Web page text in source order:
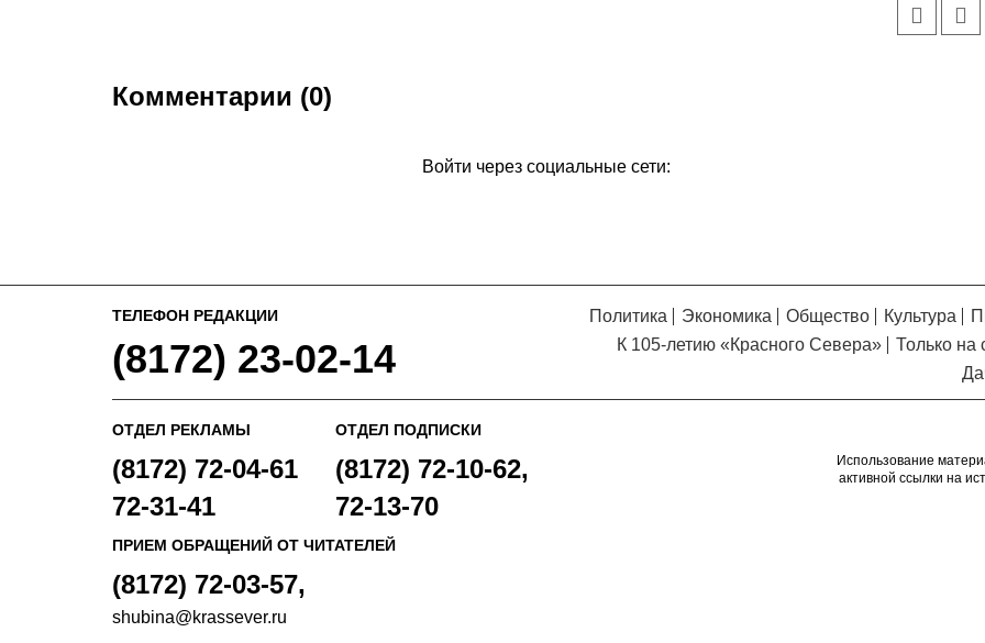
Комментарии (0)
Войти через социальные сети:
ТЕЛЕФОН РЕДАКЦИИ
(8172) 23-02-14
Политика Экономика Общество Культура
К 105-летию «Красного Севера»
Только на
ОТДЕЛ РЕКЛАМЫ
(8172) 72-04-61
72-31-41
ОТДЕЛ ПОДПИСКИ
(8172) 72-10-62,
72-13-70
ПРИЕМ ОБРАЩЕНИЙ ОТ ЧИТАТЕЛЕЙ
(8172) 72-03-57,
shubina@krassever.ru
Использование
активной ссылки на